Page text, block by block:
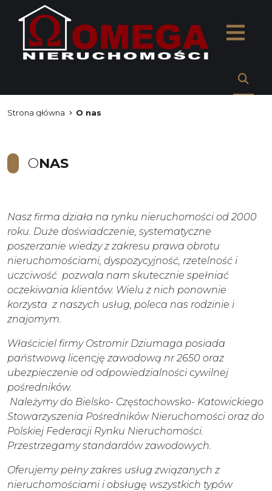
Strona główna O nas
ONAS
Nasz firma działa na rynku nieruchomości od 2000
roku. Duże doświadczenie, systematyczne
poszerzanie wiedzy z zakresu prawa obrotu
nieruchomościami, dyspozycyjność, rzetelność i
uczciwość pozwala nam skutecznie spełniać
oczekiwania klientów. Wielu z nich ponownie
korzysta z naszych usług, poleca nas rodzinie i
znajomym.
Właściciel firmy Ostromir Dziumaga posiada
państwową licencję zawodową nr 2650 oraz
ubezpieczenie od odpowiedzialności cywilnej
pośredników.
Należymy do Bielsko- Częstochowsko- Katowickiego
Stowarzyszenia Pośredników Nieruchomości oraz do
Polskiej Federacji Rynku Nieruchomości.
Przestrzegamy standardów zawodowych.
Oferujemy pełny zakres usług związanych z
nieruchomościami i obsługę wszystkich typów